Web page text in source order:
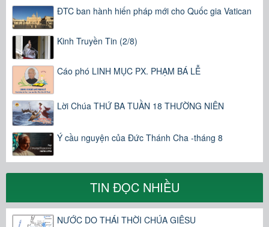
ĐTC ban hành hiến pháp mới cho Quốc gia Vatican
Kinh Truyền Tin (2/8)
Cáo phó LINH MỤC PX. PHẠM BÁ LỄ
Lời Chúa THỨ BA TUẦN 18 THƯỜNG NIÊN
Ý cầu nguyện của Đức Thánh Cha -tháng 8
TIN ĐỌC NHIỀU
NƯỚC DO THÁI THỜI CHÚA GIÊSU